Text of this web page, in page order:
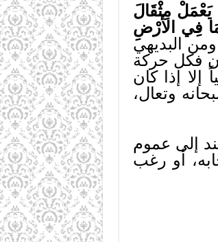
مِثْقَالَ
فِي الأََرْضِ
البديهي
فكل حركة
إذا كان
وتعال،
إلى عموم
أو رغب